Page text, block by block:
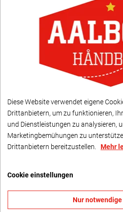
WIR SIND AALBORG, KRUS
Diese Website verwendet eigene
Drittanbietern, um zu funktionieren,
und Dienstleistungen zu analysieren,
Marketingbemühungen zu
Drittanbietern bereitzustellen. Mehr
Cookie einstellungen
Nur